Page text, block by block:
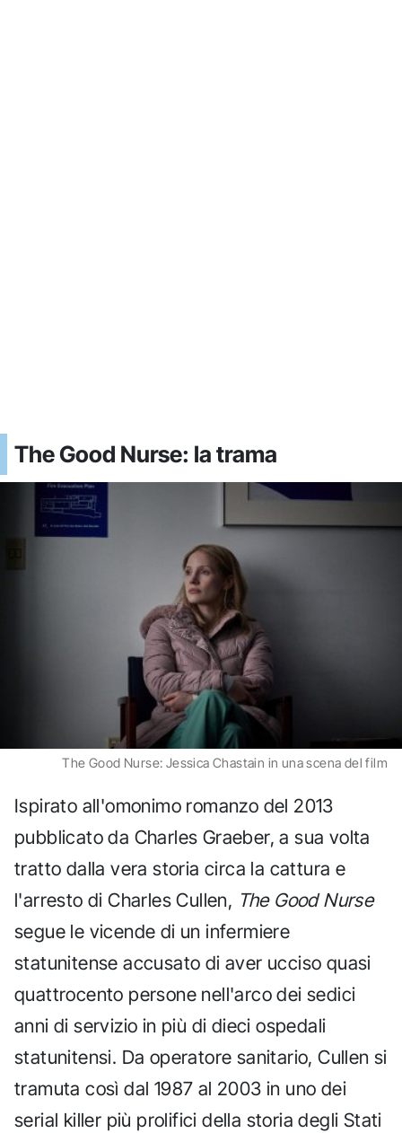
The Good Nurse: la trama
The Good Nurse: Jessica Chastain in una scena del film
Ispirato all'omonimo romanzo del 2013
pubblicato da Charles Graeber, a sua volta
tratto dalla vera storia circa la cattura e
l'arresto di Charles Cullen, The Good Nurse
segue le vicende di un infermiere
statunitense accusato di aver ucciso quasi
quattrocento persone nell'arco dei sedici
anni di servizio in più di dieci ospedali
statunitensi. Da operatore sanitario, Cullen si
tramuta così dal 1987 al 2003 in uno dei
serial killer più prolifici della storia degli Stati